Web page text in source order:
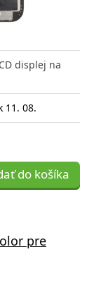
displej na
11. 08.
do košíka
pre